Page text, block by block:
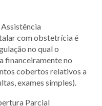
com obstetrícia é
no qual o
financeiramente no
cobertos relativos a
exames simples).
Parcial